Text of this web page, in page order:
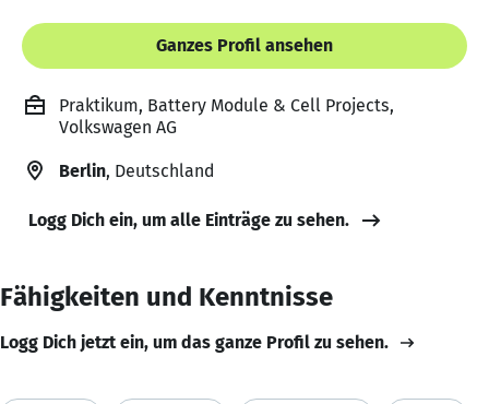
Ganzes Profil ansehen
Praktikum, Battery Module & Cell Projects,
Volkswagen AG
Berlin, Deutschland
Logg Dich ein, um alle Einträge zu sehen.
Fähigkeiten und Kenntnisse
Logg Dich jetzt ein, um das ganze Profil zu sehen.